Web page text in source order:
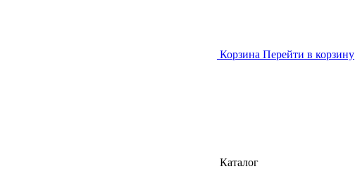
Корзина Перейти в корзину
Каталог